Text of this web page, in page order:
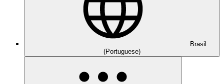
Brasil
(Portuguese)